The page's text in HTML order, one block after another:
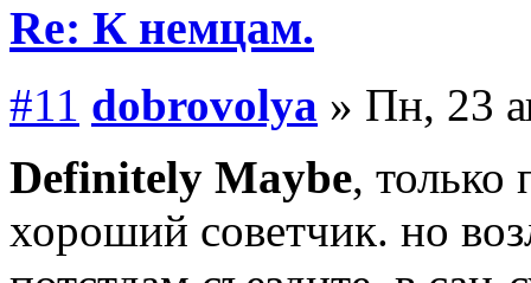
Re: К немцам.
#11 dobrovolya » Пн, 23
Definitely Maybe, только
хороший советчик. но